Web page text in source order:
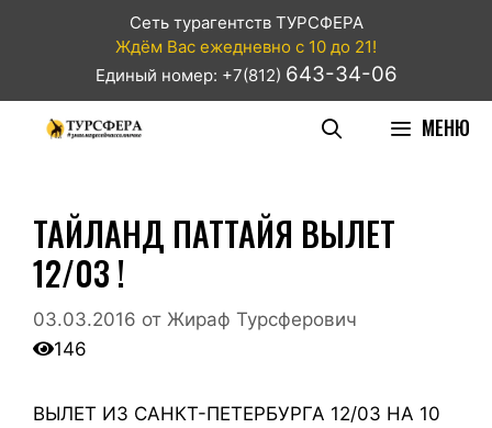
Сеть турагентств ТУРСФЕРА
Ждём Вас ежедневно с 10 до 21!
Единый номер: +7(812) 643-34-06
МЕНЮ
ТАЙЛАНД ПАТТАЙЯ ВЫЛЕТ
12/03 !
03.03.2016 от Жираф Турсферович
146
ВЫЛЕТ ИЗ САНКТ-ПЕТЕРБУРГА 12/03 НА 10